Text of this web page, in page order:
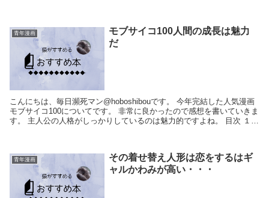
青年漫画
モブサイコ100人間の成長は魅力
だ
こんにちは、毎日瀕死マン@hoboshibouです。 今年完結した人気漫画
モブサイコ100についてです。 非常に良かったので感想を書いていきま
す。 主人公の人格がしっかりしているのは魅力的ですよね。 目次 １．
青年漫画
その着せ替え人形は恋をするはギ
ャルかわみが高い・・・